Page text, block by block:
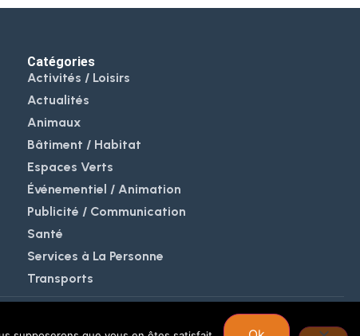
Catégories
Activités / Loisirs
Actualités
Animaux
Bâtiment / Habitat
Espaces Verts
Événementiel / Animation
Publicité / Communication
Santé
Services à La Personne
Transports